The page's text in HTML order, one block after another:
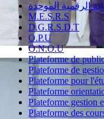
الرقمية الموحدة
M.E.S.R.S
D.G.R.S.D.T
O.P.U
O.N.O.U
Plateforme de
Plateforme de
Plateforme pour
Plateforme
Plateforme gestion
Plateforme des